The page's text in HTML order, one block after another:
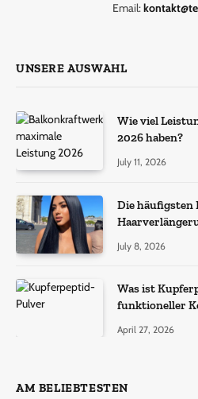
Email:
UNSERE AUSWAHL
Wie viel
2026 haben?
July 11, 2026
Die
July 8, 2026
Was ist
funktioneller
April 27, 2026
AM BELIEBTESTEN